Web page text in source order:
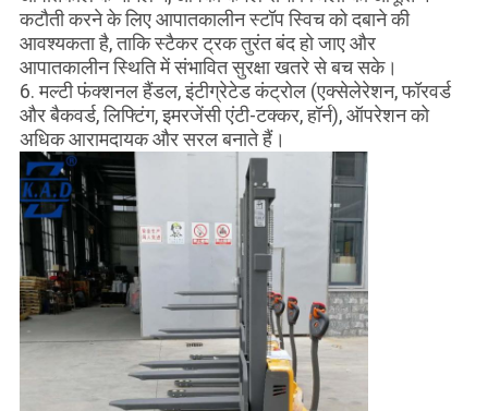
कटौती करने के लिए आपातकालीन स्टॉप स्विच को दबाने की
आवश्यकता है, ताकि स्टैकर ट्रक तुरंत बंद हो जाए और
आपातकालीन स्थिति में संभावित सुरक्षा खतरे से बच सके।
6. मल्टी फंक्शनल हैंडल, इंटीग्रेटेड कंट्रोल (एक्सेलेरेशन, फॉरवर्ड
और बैकवर्ड, लिफ्टिंग, इमरजेंसी एंटी-टक्कर, हॉर्न), ऑपरेशन को
अधिक आरामदायक और सरल बनाते हैं।